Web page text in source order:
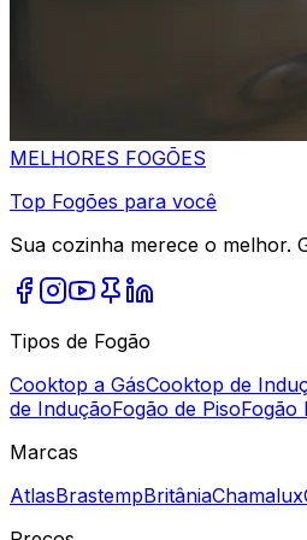
MELHORES FOGÕES
Top Fogões para você
Sua cozinha merece o melhor.
Tipos de Fogão
Cooktop a GásCooktop de
de InduçãoFogão de PisoFogão
Marcas
AtlasBrastempBritâniaChamalux